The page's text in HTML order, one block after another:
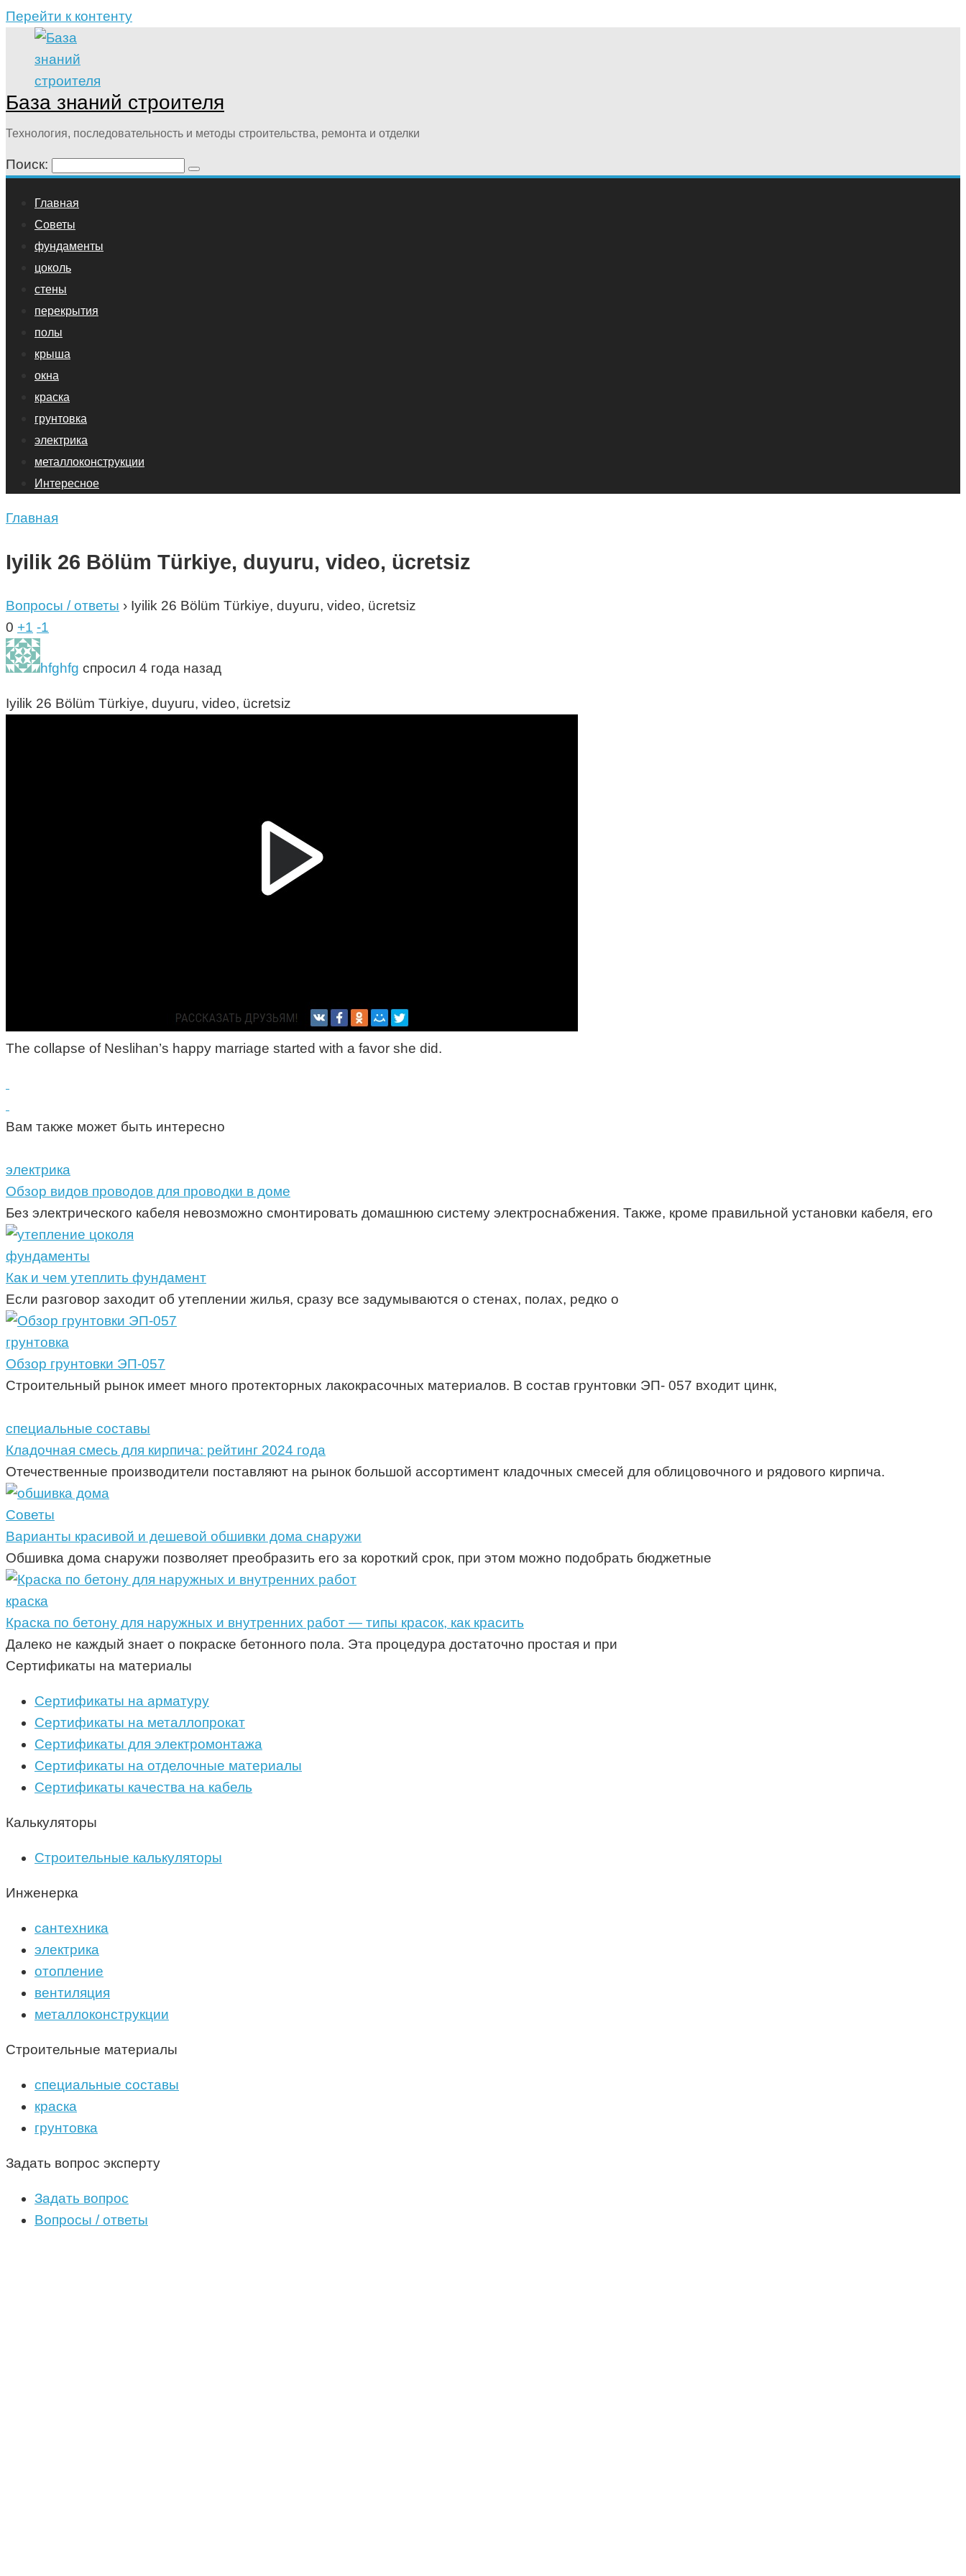
Перейти к контенту
База знаний строителя
Технология, последовательность и методы строительства, ремонта и отделки
Поиск:
Главная
Советы
фундаменты
цоколь
стены
перекрытия
полы
крыша
окна
краска
грунтовка
электрика
металлоконструкции
Интересное
Главная
Iyilik 26 Bölüm Türkiye, duyuru, video, ücretsiz
Вопросы / ответы › Iyilik 26 Bölüm Türkiye, duyuru, video, ücretsiz
0 +1 -1
hfghfg спросил 4 года назад
Iyilik 26 Bölüm Türkiye, duyuru, video, ücretsiz
The collapse of Neslihan’s happy marriage started with a favor she did.
Вам также может быть интересно
электрика
Обзор видов проводов для проводки в доме
Без электрического кабеля невозможно смонтировать домашнюю систему электроснабжения. Также, кроме правильной установки кабеля, его
фундаменты
Как и чем утеплить фундамент
Если разговор заходит об утеплении жилья, сразу все задумываются о стенах, полах, редко о
грунтовка
Обзор грунтовки ЭП-057
Строительный рынок имеет много протекторных лакокрасочных материалов. В состав грунтовки ЭП- 057 входит цинк,
специальные составы
Кладочная смесь для кирпича: рейтинг 2024 года
Отечественные производители поставляют на рынок большой ассортимент кладочных смесей для облицовочного и рядового кирпича.
Советы
Варианты красивой и дешевой обшивки дома снаружи
Обшивка дома снаружи позволяет преобразить его за короткий срок, при этом можно подобрать бюджетные
краска
Краска по бетону для наружных и внутренних работ — типы красок, как красить
Далеко не каждый знает о покраске бетонного пола. Эта процедура достаточно простая и при
Сертификаты на материалы
Сертификаты на арматуру
Сертификаты на металлопрокат
Сертификаты для электромонтажа
Сертификаты на отделочные материалы
Сертификаты качества на кабель
Калькуляторы
Строительные калькуляторы
Инженерка
сантехника
электрика
отопление
вентиляция
металлоконструкции
Строительные материалы
специальные составы
краска
грунтовка
Задать вопрос эксперту
Задать вопрос
Вопросы / ответы